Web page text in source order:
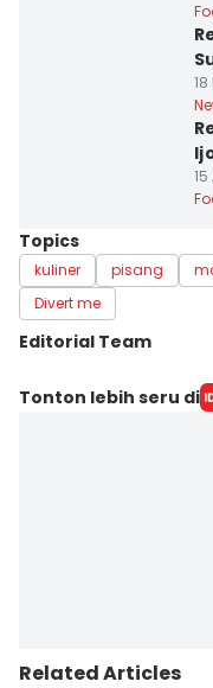
18
Topics
kuliner pisang
Divert me
Editorial Team
Editor
Tonton lebih seru di
Related Articles